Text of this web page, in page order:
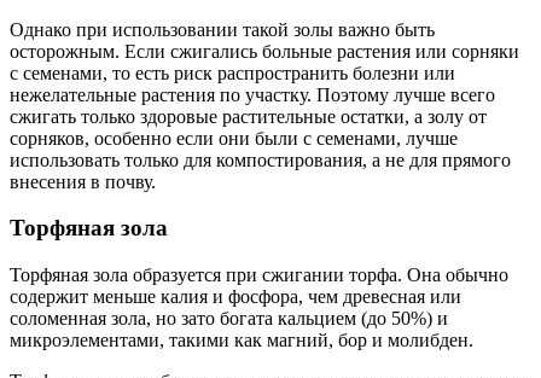
Однако при использовании такой золы важно быть
осторожным. Если сжигались больные растения или сорняки
с семенами, то есть риск распространить болезни или
нежелательные растения по участку. Поэтому лучше всего
сжигать только здоровые растительные остатки, а золу от
сорняков, особенно если они были с семенами, лучше
использовать только для компостирования, а не для прямого
внесения в почву.
Торфяная зола
Торфяная зола образуется при сжигании торфа. Она обычно
содержит меньше калия и фосфора, чем древесная или
соломенная зола, но зато богата кальцием (до 50%) и
микроэлементами, такими как магний, бор и молибден.